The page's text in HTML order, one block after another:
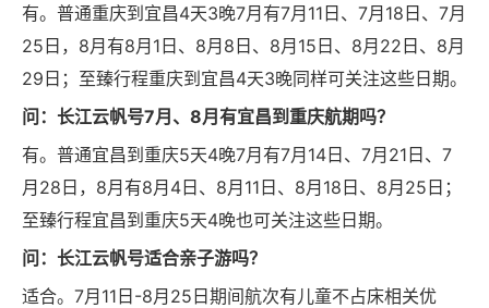
有。普通重庆到宜昌4天3晚7月有7月11日、7月18日、7月
25日，8月有8月1日、8月8日、8月15日、8月22日、8月
29日；至臻行程重庆到宜昌4天3晚同样可关注这些日期。
问：长江云帆号7月、8月有宜昌到重庆航期吗？
有。普通宜昌到重庆5天4晚7月有7月14日、7月21日、7
月28日，8月有8月4日、8月11日、8月18日、8月25日；
至臻行程宜昌到重庆5天4晚也可关注这些日期。
问：长江云帆号适合亲子游吗？
适合。7月11日-8月25日期间航次有儿童不占床相关优